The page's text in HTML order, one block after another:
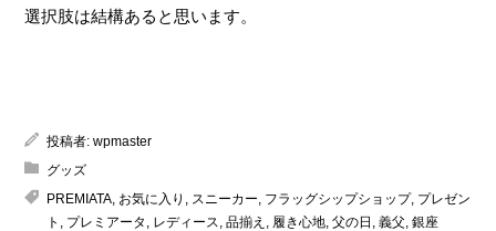
選択肢は結構あると思います。
投稿者: wpmaster
グッズ
PREMIATA お気に入り スニーカー フラッグシップショップ, プレゼン
ト
プレミアータ レディース 品揃え 履き心地 父の日 義父 銀座